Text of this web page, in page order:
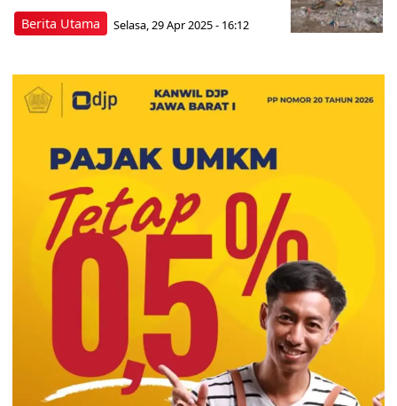
Berita Utama Selasa, 29 Apr 2025 - 16:12